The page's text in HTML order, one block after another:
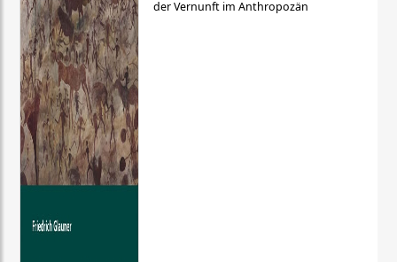
der Vernunft im Anthropozän